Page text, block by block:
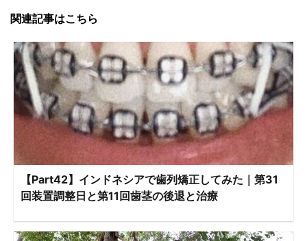
関連記事はこちら
【Part42】インドネシアで歯列矯正してみた｜第31
回装置調整日と第11回歯茎の後退と治療